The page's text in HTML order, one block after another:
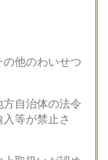
他のわいせつ
自治体の法令
等が禁止さ